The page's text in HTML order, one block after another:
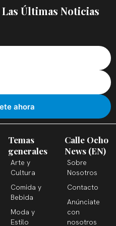
Últimas Noticias
Temas
generales
Arte y
Cultura
Comida y
Bebida
Moda y
Estilo
Calle Ocho
News (EN)
Sobre
Nosotros
Contacto
Anúnciate
con
nosotros